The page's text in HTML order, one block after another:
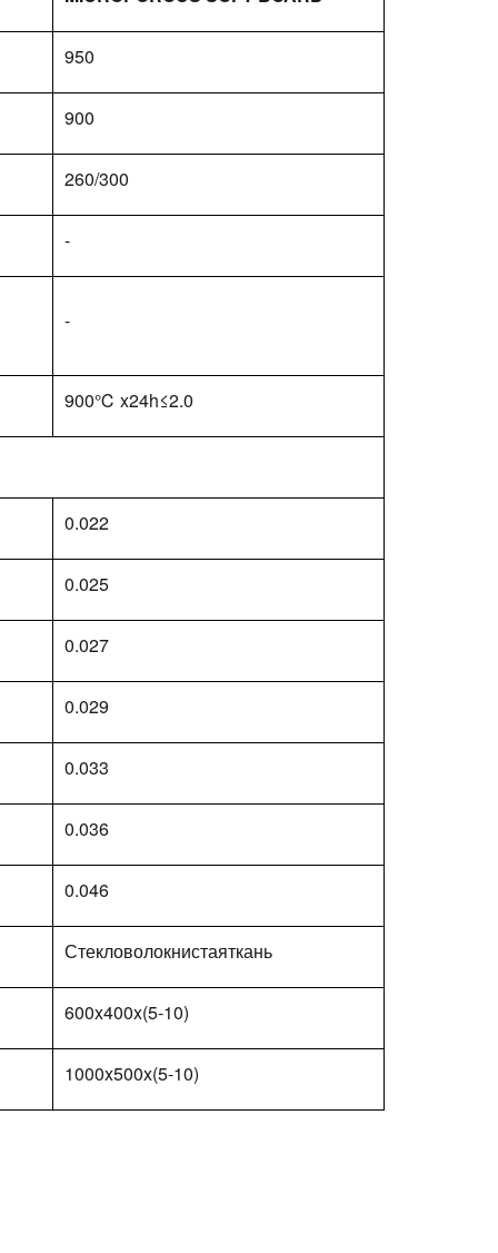
950
900
260/300
-
-
900℃ x24h≤2.0
0.022
0.025
0.027
0.029
0.033
0.036
0.046
Стекловолокнистаяткань
600x400x(5-10)
1000x500x(5-10)